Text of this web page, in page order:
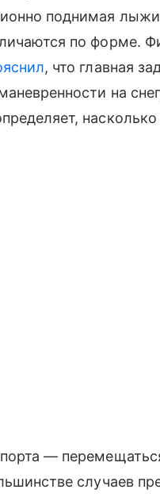
поднимая
по форме.
, что главная
на
—
случаев